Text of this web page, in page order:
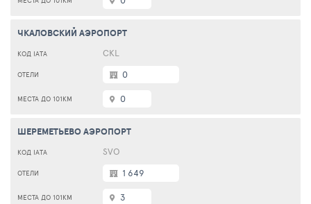
ЧКАЛОВСКИЙ АЭРОПОРТ
CKL
0
0
ШЕРЕМЕТЬЕВО АЭРОПОРТ
SVO
1 649
3